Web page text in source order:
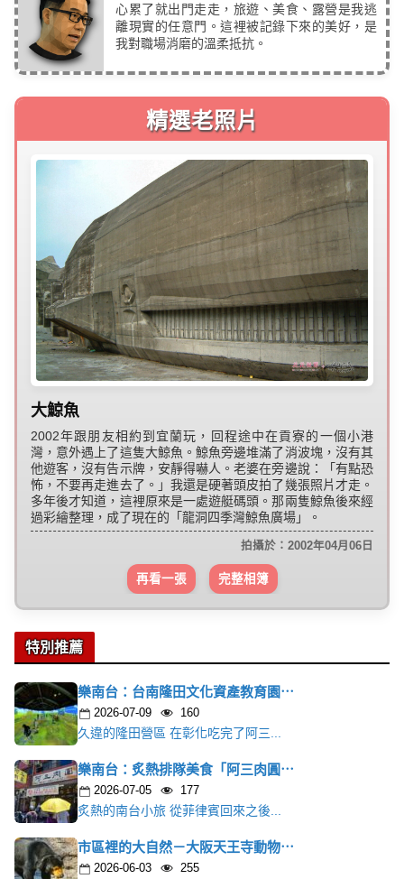
心累了就出門走走，旅遊、美食、露營是我逃
離現實的任意門。這裡被記錄下來的美好，是
我對職場消磨的溫柔抵抗。
精選老照片
大鯨魚
2002年跟朋友相約到宜蘭玩，回程途中在貢寮的一個小港
灣，意外遇上了這隻大鯨魚。鯨魚旁邊堆滿了消波塊，沒有其
他遊客，沒有告示牌，安靜得嚇人。老婆在旁邊說：「有點恐
怖，不要再走進去了。」我還是硬著頭皮拍了幾張照片才走。
多年後才知道，這裡原來是一處遊艇碼頭。那兩隻鯨魚後來經
過彩繪整理，成了現在的「龍洞四季灣鯨魚廣場」。
拍攝於：2002年04月06日
再看一張 完整相簿
特別推薦
樂南台：台南隆田文化資產教育園⋯
2026-07-09 160
久違的隆田營區 在彰化吃完了阿三...
樂南台：炙熱排隊美食「阿三肉圓⋯
2026-07-05 177
炙熱的南台小旅 從菲律賓回來之後...
市區裡的大自然－大阪天王寺動物⋯
2026-06-03 255